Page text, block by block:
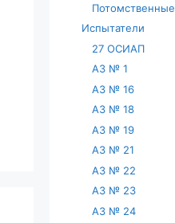
Потомственные
Испытатели
27 ОСИАП
АЗ № 1
АЗ № 16
АЗ № 18
АЗ № 19
АЗ № 21
АЗ № 22
АЗ № 23
АЗ № 24